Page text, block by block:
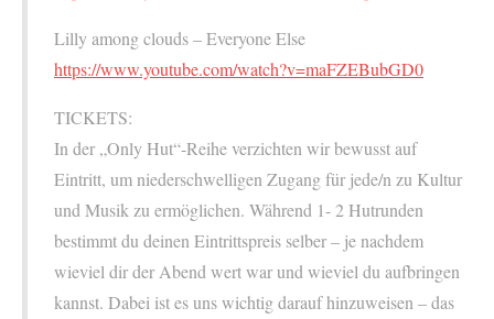
Lilly among clouds – Everyone Else
https://www.youtube.com/watch?v=maFZEBubGD0
TICKETS:
In der „Only Hut“-Reihe verzichten wir bewusst auf
Eintritt, um niederschwelligen Zugang für jede/n zu Kultur
und Musik zu ermöglichen. Während 1- 2 Hutrunden
bestimmt du deinen Eintrittspreis selber – je nachdem
wieviel dir der Abend wert war und wieviel du aufbringen
kannst. Dabei ist es uns wichtig darauf hinzuweisen – das